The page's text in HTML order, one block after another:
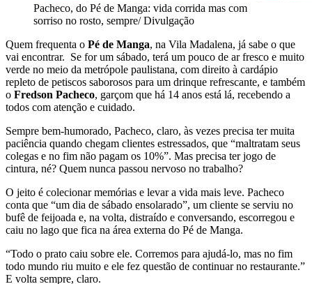
Pacheco, do Pé de Manga: vida corrida mas com
sorriso no rosto, sempre/ Divulgação
Quem frequenta o Pé de Manga, na Vila Madalena, já sabe o que
vai encontrar. Se for um sábado, terá um pouco de ar fresco e muito
verde no meio da metrópole paulistana, com direito à cardápio
repleto de petiscos saborosos para um drinque refrescante, e também
o Fredson Pacheco, garçom que há 14 anos está lá, recebendo a
todos com atenção e cuidado.
Sempre bem-humorado, Pacheco, claro, às vezes precisa ter muita
paciência quando chegam clientes estressados, que “maltratam seus
colegas e no fim não pagam os 10%”. Mas precisa ter jogo de
cintura, né? Quem nunca passou nervoso no trabalho?
O jeito é colecionar memórias e levar a vida mais leve. Pacheco
conta que “um dia de sábado ensolarado”, um cliente se serviu no
bufê de feijoada e, na volta, distraído e conversando, escorregou e
caiu no lago que fica na área externa do Pé de Manga.
“Todo o prato caiu sobre ele. Corremos para ajudá-lo, mas no fim
todo mundo riu muito e ele fez questão de continuar no restaurante.”
E volta sempre, claro.